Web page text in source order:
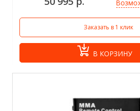
Заказать в 1 клик
В КОРЗИНУ